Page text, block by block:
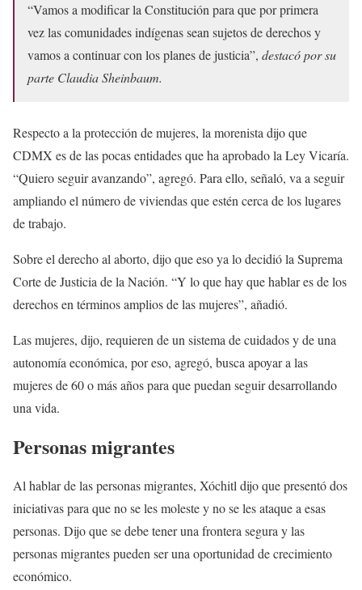
“Vamos a modificar la Constitución para que por primera
vez las comunidades indígenas sean sujetos de derechos y
vamos a continuar con los planes de justicia”, destacó por su
parte Claudia Sheinbaum.
Respecto a la protección de mujeres, la morenista dijo que
CDMX es de las pocas entidades que ha aprobado la Ley Vicaría.
“Quiero seguir avanzando”, agregó. Para ello, señaló, va a seguir
ampliando el número de viviendas que estén cerca de los lugares
de trabajo.
Sobre el derecho al aborto, dijo que eso ya lo decidió la Suprema
Corte de Justicia de la Nación. “Y lo que hay que hablar es de los
derechos en términos amplios de las mujeres”, añadió.
Las mujeres, dijo, requieren de un sistema de cuidados y de una
autonomía económica, por eso, agregó, busca apoyar a las
mujeres de 60 o más años para que puedan seguir desarrollando
una vida.
Personas migrantes
Al hablar de las personas migrantes, Xóchitl dijo que presentó dos
iniciativas para que no se les moleste y no se les ataque a esas
personas. Dijo que se debe tener una frontera segura y las
personas migrantes pueden ser una oportunidad de crecimiento
económico.